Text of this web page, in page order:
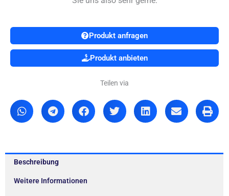
Produkt anfragen
Produkt anbieten
Teilen via
Beschreibung
Weitere Informationen